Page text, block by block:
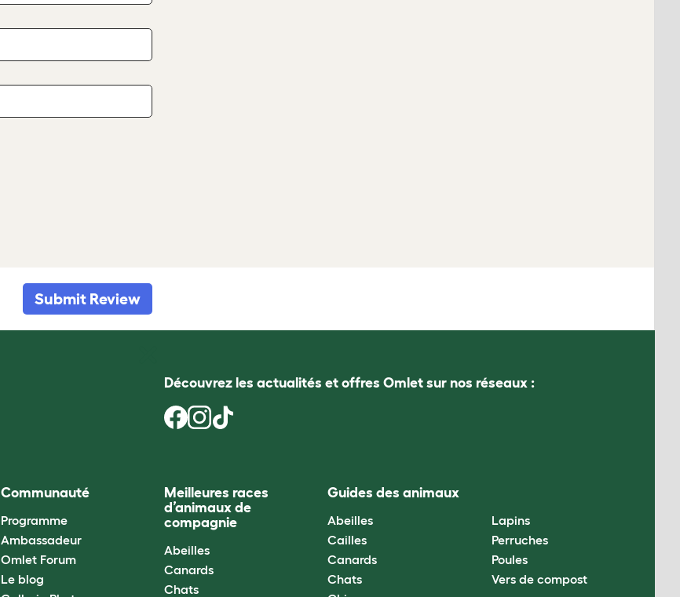
Submit Review
Découvrez les actualités et offres Omlet sur nos réseaux :
Communauté
Programme
Ambassadeur
Omlet Forum
Le blog
Meilleures races
d’animaux de
compagnie
Abeilles
Canards
Chats
Guides des animaux
Abeilles
Cailles
Canards
Chats
Lapins
Perruches
Poules
Vers de compost